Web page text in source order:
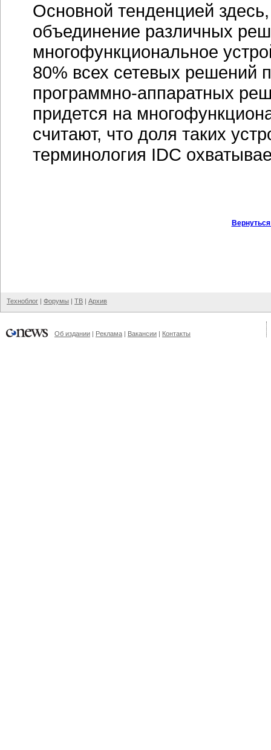
Основной тенденцией
объединение различных
многофункциональное
80% всех сетевых решений
программно-аппаратных
придется на
считают, что доля таких
терминология IDC
Техноблог | Форумы | ТВ | Архив
Об издании | Реклама | Вакансии | Контакты